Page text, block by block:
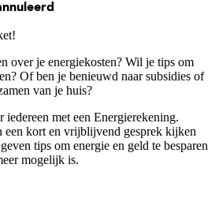
over je energiekosten? Wil je tips om
Of ben je benieuwd naar subsidies of
van je huis?
met een Energierekening.
een kort en vrijblijvend gesprek kijken
tips om energie en geld te besparen
mogelijk is.